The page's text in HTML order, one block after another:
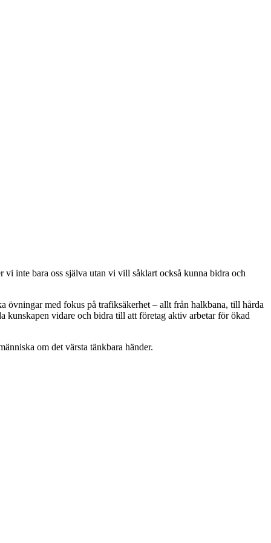
vi inte bara oss själva utan vi vill såklart också kunna bidra och
övningar med fokus på trafiksäkerhet – allt från halkbana, till hårda
kunskapen vidare och bidra till att företag aktiv arbetar för ökad
om det värsta tänkbara händer.